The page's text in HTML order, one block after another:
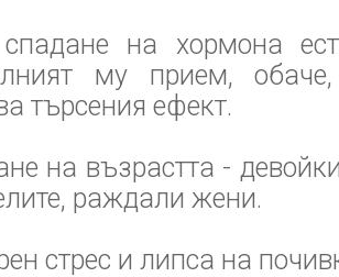
спадане на хормона
му прием,
търсения ефект.
на възрастта -
раждали жени.
стрес и липса на